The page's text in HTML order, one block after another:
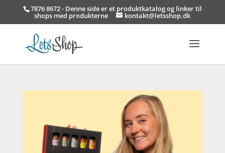
7876 8672 - Denne side er et produktkatalog og linker til
shops med produkterne kontakt@letsshop.dk